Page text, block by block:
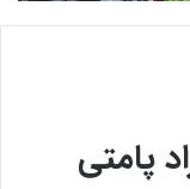
پامتی